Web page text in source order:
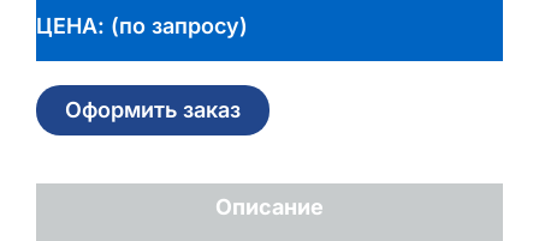
ЦЕНА: (по запросу)
Оформить заказ
Описание